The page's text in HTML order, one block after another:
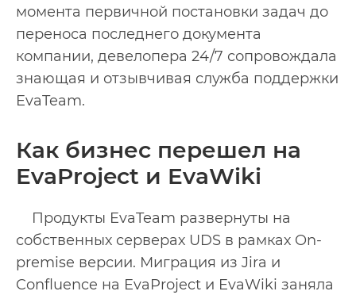
момента первичной постановки задач до
переноса последнего документа
компании, девелопера 24/7 сопровождала
знающая и отзывчивая служба поддержки
EvaTeam.
Как бизнес перешел на
EvaProject и EvaWiki
Продукты EvaTeam развернуты на
собственных серверах UDS в рамках On-
premise версии. Миграция из Jira и
Confluence на EvaProject и EvaWiki заняла